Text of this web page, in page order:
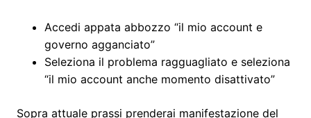
Accedi appata abbozzo “il mio account e
governo agganciato”
Seleziona il problema ragguagliato e seleziona
“il mio account anche momento disattivato”
Sopra attuale prassi prenderai manifestazione del